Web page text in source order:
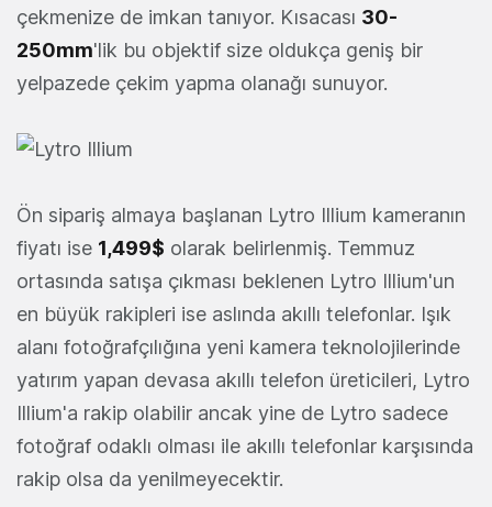
çekmenize de imkan tanıyor. Kısacası 30-
250mm'lik bu objektif size oldukça geniş bir
yelpazede çekim yapma olanağı sunuyor.
Ön sipariş almaya başlanan Lytro Illium kameranın
fiyatı ise 1,499$ olarak belirlenmiş. Temmuz
ortasında satışa çıkması beklenen Lytro Illium'un
en büyük rakipleri ise aslında akıllı telefonlar. Işık
alanı fotoğrafçılığına yeni kamera teknolojilerinde
yatırım yapan devasa akıllı telefon üreticileri, Lytro
Illium'a rakip olabilir ancak yine de Lytro sadece
fotoğraf odaklı olması ile akıllı telefonlar karşısında
rakip olsa da yenilmeyecektir.